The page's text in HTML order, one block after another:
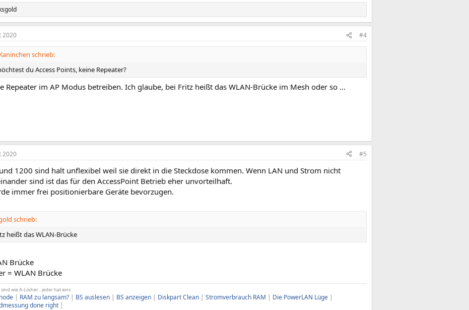
2020 #4
schrieb:
du Access Points, keine Repeater?
Repeater im AP Modus betreiben. Ich glaube, bei Fritz heißt das WLAN-Brücke im Mesh oder so ...
2020 #5
1200 sind halt unflexibel weil sie direkt in die Steckdose kommen. Wenn LAN und Strom nicht
sind ist das für den AccessPoint Betrieb eher unvorteilhaft.
immer frei positionierbare Geräte bevorzugen.
schrieb:
heißt das WLAN-Brücke
Brücke
= WLAN Brücke
wie A-Löcher... jeder hat eins
| RAM zu langsam? | BS auslesen | BS anzeigen | Diskpart Clean | Stromverbrauch RAM | Die PowerLAN Lüge |
done right |